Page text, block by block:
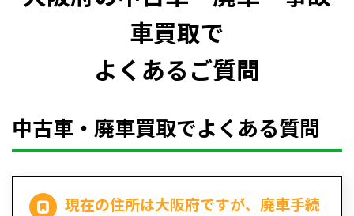
車買取で
よくあるご質問
中古車・廃車買取でよくある質問
現在の住所は大阪府ですが、廃車手続